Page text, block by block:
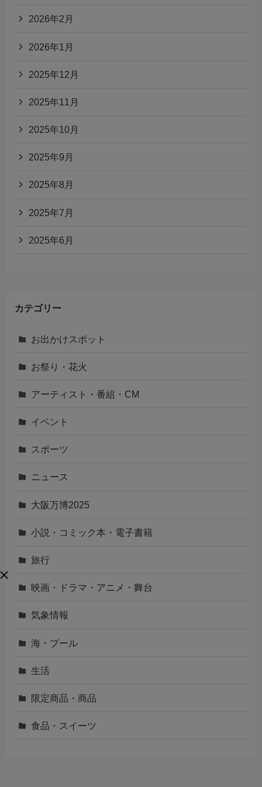
2026年2月
2026年1月
2025年12月
2025年11月
2025年10月
2025年9月
2025年8月
2025年7月
2025年6月
カテゴリー
お出かけスポット
お祭り・花火
アーティスト・番組・CM
イベント
スポーツ
ニュース
大阪万博2025
小説・コミック本・電子書籍
旅行
映画・ドラマ・アニメ・舞台
気象情報
海・プール
生活
限定商品・商品
食品・スイーツ